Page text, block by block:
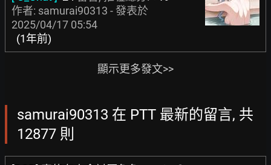
作者: samurai90313 - 發表於
2025/04/17 05:54
(1年前)
顯示更多發文>>
samurai90313 在 PTT 最新的留言, 共
12877 則